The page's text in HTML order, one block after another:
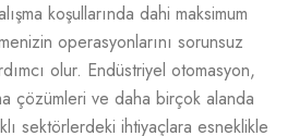
koşullarında dahi maksimum
operasyonlarını sorunsuz
olur. Endüstriyel otomasyon,
çözümleri ve daha birçok alanda
sektörlerdeki ihtiyaçlara esneklikle